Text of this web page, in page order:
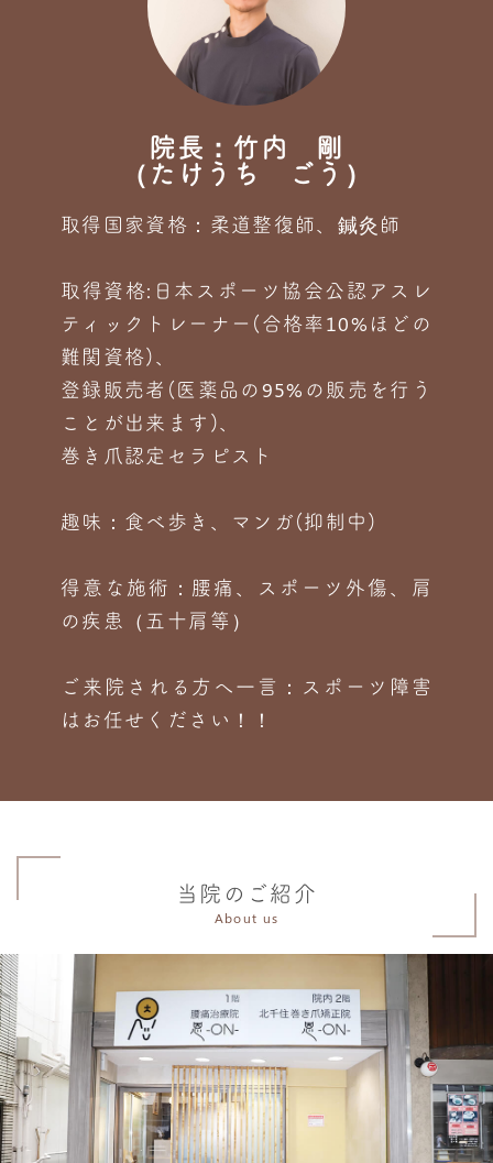
院長：竹内 剛
（たけうち ごう）
取得国家資格：柔道整復師、鍼灸師
取得資格:日本スポーツ協会公認アスレ
ティックトレーナー(合格率10%ほどの
難関資格)、
登録販売者(医薬品の95%の販売を行う
ことが出来ます)、
巻き爪認定セラピスト
趣味：食べ歩き、マンガ(抑制中)
得意な施術：腰痛、スポーツ外傷、肩
の疾患（五十肩等）
ご来院される方へ一言：スポーツ障害
はお任せください！！
当院のご紹介
About us